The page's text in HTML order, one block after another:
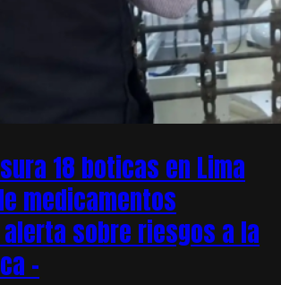
18 boticas en Lima
medicamentos
sobre riesgos a la
–